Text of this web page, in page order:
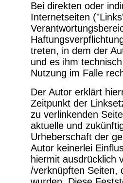
Bei direkten oder
Internetseiten
treten, in dem der
und es ihm
Nutzung im Falle
Der Autor erklärt
Zeitpunkt der
zu verlinkenden
aktuelle und
Urheberschaft der
Autor keinerlei
hiermit ausdrücklich
/verknüpften Seiten,